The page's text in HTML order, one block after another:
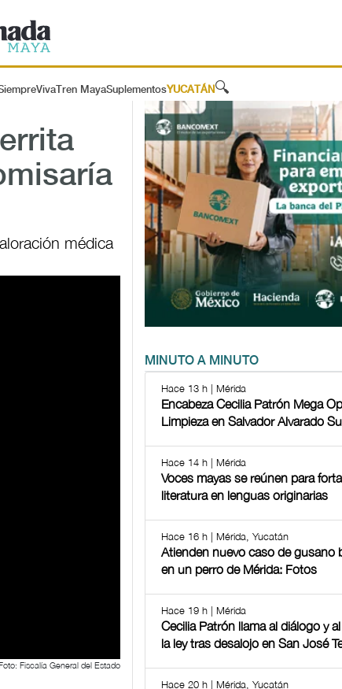
Tren MayaSuplementosYUCATÁN 🔍
médica
Fiscalía General del Estado
MINUTO A MINUTO
Hace 13 h | Mérida
Encabeza Cecilia Patrón Mega
Limpieza en Salvador Alvarado
Hace 14 h | Mérida
Voces mayas se reúnen para
literatura en lenguas originarias
Hace 16 h | Mérida, Yucatán
Atienden nuevo caso de gusano
en un perro de Mérida: Fotos
Hace 19 h | Mérida
Cecilia Patrón llama al diálogo y
la ley tras desalojo en San José
Hace 20 h | Mérida, Yucatán